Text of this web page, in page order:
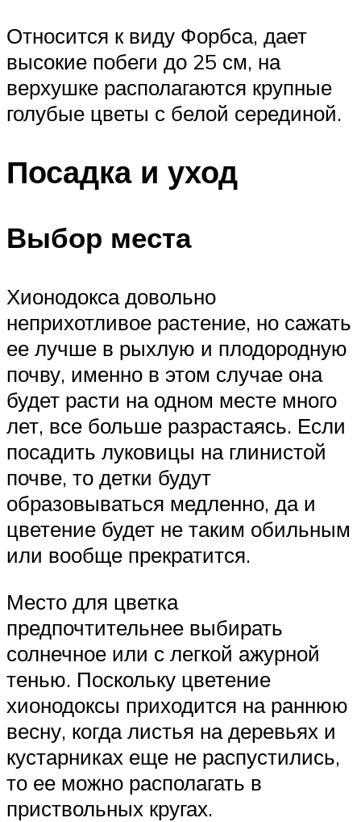
Относится к виду Форбса, дает
высокие побеги до 25 см, на
верхушке располагаются крупные
голубые цветы с белой серединой.
Посадка и уход
Выбор места
Хионодокса довольно
неприхотливое растение, но сажать
ее лучше в рыхлую и плодородную
почву, именно в этом случае она
будет расти на одном месте много
лет, все больше разрастаясь. Если
посадить луковицы на глинистой
почве, то детки будут
образовываться медленно, да и
цветение будет не таким обильным
или вообще прекратится.
Место для цветка
предпочтительнее выбирать
солнечное или с легкой ажурной
тенью. Поскольку цветение
хионодоксы приходится на раннюю
весну, когда листья на деревьях и
кустарниках еще не распустились,
то ее можно располагать в
приствольных кругах.